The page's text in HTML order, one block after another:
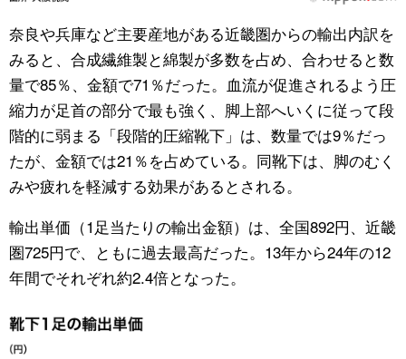
奈良や兵庫など主要産地がある近畿圏からの輸出内訳を
みると、合成繊維製と綿製が多数を占め、合わせると数
量で85％、金額で71％だった。血流が促進されるよう圧
縮力が足首の部分で最も強く、脚上部へいくに従って段
階的に弱まる「段階的圧縮靴下」は、数量では9％だっ
たが、金額では21％を占めている。同靴下は、脚のむく
みや疲れを軽減する効果があるとされる。
輸出単価（1足当たりの輸出金額）は、全国892円、近畿
圏725円で、ともに過去最高だった。13年から24年の12
年間でそれぞれ約2.4倍となった。